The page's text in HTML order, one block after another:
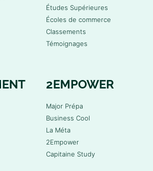
Études Supérieures
Écoles de commerce
Classements
Témoignages
2EMPOWER
Major Prépa
Business Cool
La Méta
2Empower
Capitaine Study